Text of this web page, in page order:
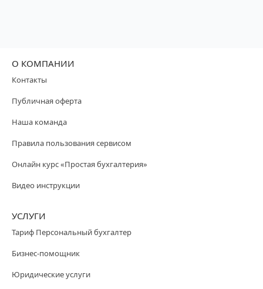
О КОМПАНИИ
Контакты
Публичная оферта
Наша команда
Правила пользования сервисом
Онлайн курс «Простая бухгалтерия»
Видео инструкции
УСЛУГИ
Тариф Персональный бухгалтер
Бизнес-помощник
Юридические услуги